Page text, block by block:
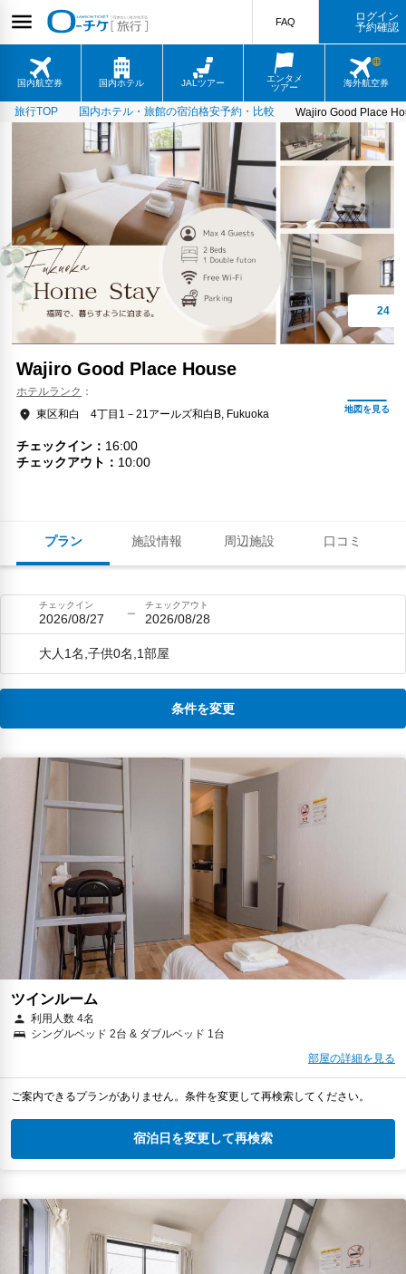
国内航空券 国内ホテル JALツアー
エンタメ
ツアー
海外航空券
FAQ
ログイン
予約確認
旅行TOP 国内ホテル・旅館の宿泊格安予約・比較 Wajiro Good Place
プラン 施設情報 周辺施設 口コミ
Wajiro Good Place House
ホテルランク
東区和白 4丁目1－21アールズ和白B, Fukuoka
チェックイン
16:00
チェックアウト
10:00
チェックイン
2026/08/27
チェックアウト
2026/08/28
大人1名,子供0名,1部屋
条件を変更
ツインルーム
利用人数 4名
シングルベッド 2台 & ダブルベッド 1台
部屋の詳細を見る
ご案内できるプランがありません。条件を変更して再検索してください。
宿泊日を変更して再検索